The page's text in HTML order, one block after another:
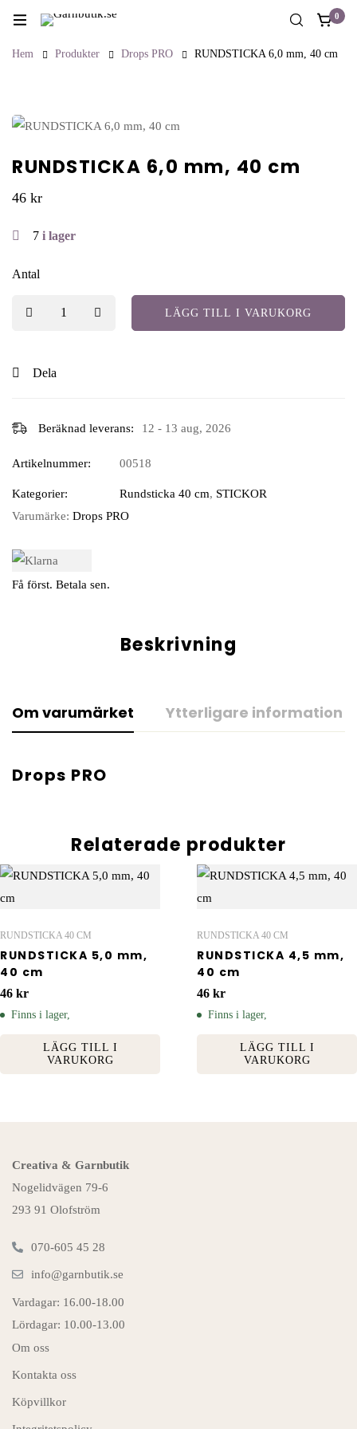
0
Hem Produkter Drops PRO RUNDSTICKA 6,0 mm, 40 cm
RUNDSTICKA 6,0 mm, 40 cm
46 kr
7 i lager
Antal
LÄGG TILL I VARUKORG
Dela
Beräknad leverans: 12 - 13 aug, 2026
Artikelnummer: 00518
Kategorier: Rundsticka 40 cm, STICKOR
Varumärke: Drops PRO
Få först. Betala sen.
Beskrivning
Om varumärket Ytterligare information
Drops PRO
Relaterade produkter
RUNDSTICKA 40 CM
RUNDSTICKA 5,0 mm,
40 cm
46 kr
Finns i lager,
LÄGG TILL I
VARUKORG
RUNDSTICKA 40 CM
RUNDSTICKA 4,5 mm,
40 cm
46 kr
Finns i lager,
LÄGG TILL I
VARUKORG
Creativa & Garnbutik
Nogelidvägen 79-6
293 91 Olofström
070-605 45 28
info@garnbutik.se
Vardagar: 16.00-18.00
Lördagar: 10.00-13.00
Om oss
Kontakta oss
Köpvillkor